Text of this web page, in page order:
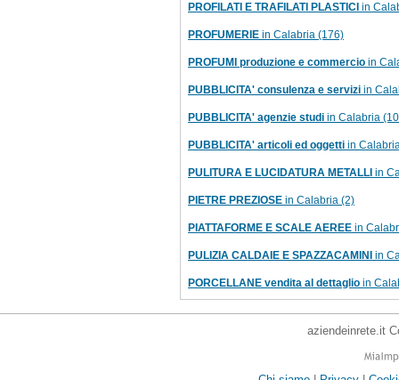
PROFILATI E TRAFILATI PLASTICI in
PROFUMERIE in Calabria (176)
PROFUMI produzione e commercio in
PUBBLICITA' consulenza e servizi in
PUBBLICITA' agenzie studi in Calabria
PUBBLICITA' articoli ed oggetti in
PULITURA E LUCIDATURA METALLI in
PIETRE PREZIOSE in Calabria (2)
PIATTAFORME E SCALE AEREE in
PULIZIA CALDAIE E SPAZZACAMINI in
PORCELLANE vendita al dettaglio in
aziendeinrete.it